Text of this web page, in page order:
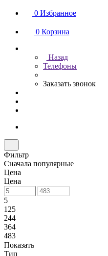
0 Избранное
0 Корзина
Назад
Телефоны
Заказать звонок
Фильтр
Сначала популярные
Цена
Цена
5
125
244
364
483
Показать
Тип